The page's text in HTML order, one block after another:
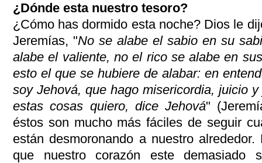
¿Dónde esta nuestro tesoro?
¿Cómo has dormido esta noche? Dios le
Jeremías, "No se alabe el sabio en su
alabe el valiente, no el rico se alabe en
esto el que se hubiere de alabar: en
soy Jehová, que hago misericordia, juicio
estas cosas quiero, dice Jehová"
éstos son mucho más fáciles de seguir
están desmoronando a nuestro
que nuestro corazón este demasiado